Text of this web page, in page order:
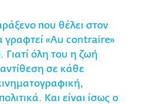
που θέλει στον
γραφτεί «Au contraire»
Γιατί όλη του η ζωή
σε κάθε
Και είναι ίσως ο